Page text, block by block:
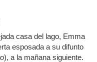
casa del lago, Emma
esposada a su difunto
), a la mañana siguiente.